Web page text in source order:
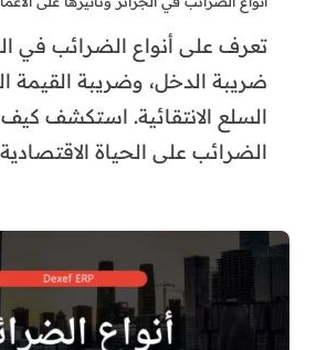
تعرف على أنواع الضرائب في
ضريبة الدخل، وضريبة القيمة
السلع الانتقائية. استكشف
الضرائب على الحياة